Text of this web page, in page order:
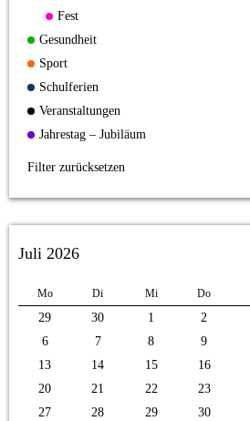
Fest
Gesundheit
Sport
Schulferien
Veranstaltungen
Jahrestag – Jubiläum
Filter zurücksetzen
Juli 2026
Mo Di Mi Do
29 30 1 2
6
7 8 9
13
14 15 16
20
21 22 23
27
28 29 30